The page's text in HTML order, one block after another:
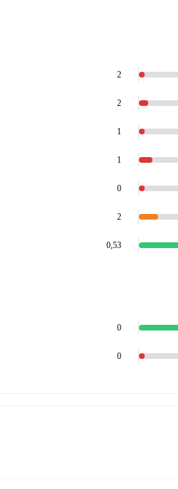
2
2
1
1
0
2
0,53
0
0